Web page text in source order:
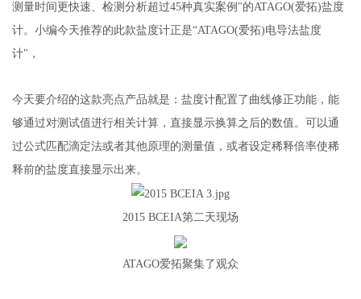
测量时间更快速、检测分析超过45种真实案例"的ATAGO(爱拓)盐度
计。小编今天推荐的此款盐度计正是“ATAGO(爱拓)电导法盐度
计"，
今天要介绍的这款亮点产品就是：盐度计配置了曲线修正功能，能
够通过对测试值进行相关计算，直接显示换算之后的数值。可以通
过公式匹配滴定法或者其他原理的测量值，或者设定稀释倍率使稀
释前的盐度直接显示出来。
2015 BCEIA第二天现场
ATAGO爱拓聚集了观众